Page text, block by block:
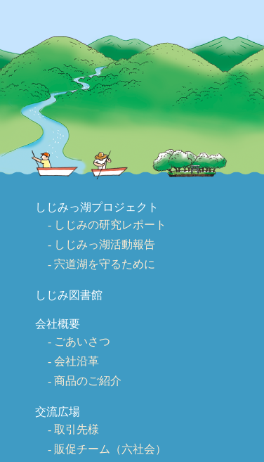
しじみっ湖プロジェクト
しじみの研究レポート
しじみっ湖活動報告
宍道湖を守るために
しじみ図書館
会社概要
ごあいさつ
会社沿革
商品のご紹介
交流広場
取引先様
販促チーム（六社会）